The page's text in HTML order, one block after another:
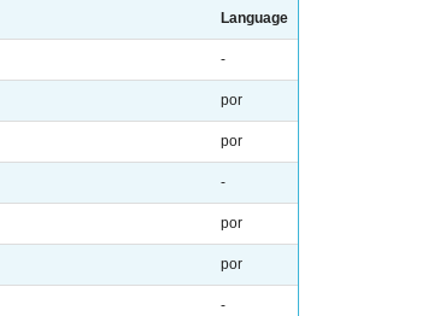
Language
-
por
por
-
por
por
-